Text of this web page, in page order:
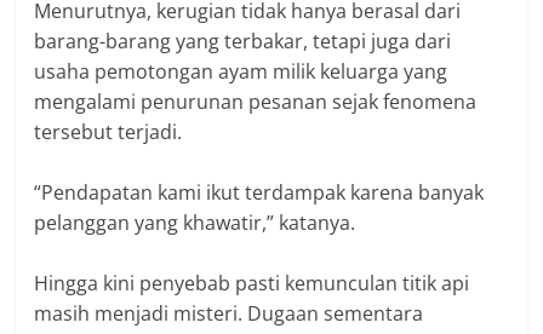
Menurutnya, kerugian tidak hanya berasal dari
barang-barang yang terbakar, tetapi juga dari
usaha pemotongan ayam milik keluarga yang
mengalami penurunan pesanan sejak fenomena
tersebut terjadi.
“Pendapatan kami ikut terdampak karena banyak
pelanggan yang khawatir,” katanya.
Hingga kini penyebab pasti kemunculan titik api
masih menjadi misteri. Dugaan sementara